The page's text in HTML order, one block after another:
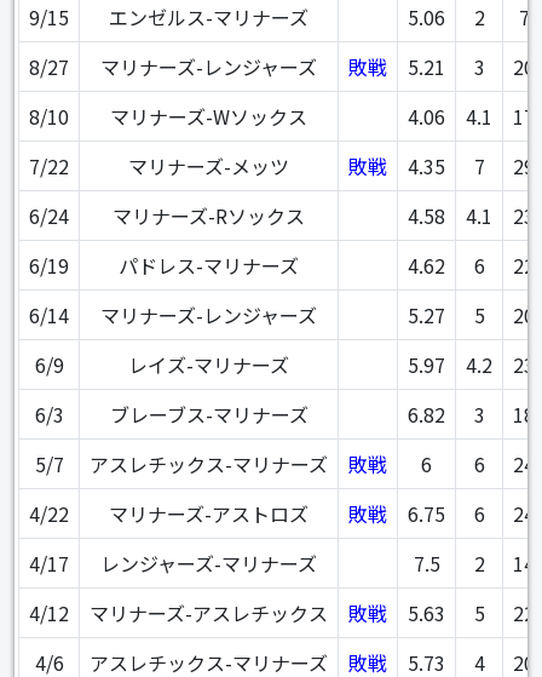
9/15
エンゼルス-マリナーズ 5.06 2
7
8/27
マリナーズ-レンジャーズ 敗戦 5.21 3
20
8/10
マリナーズ-Wソックス 4.06 4.1
17
7/22
マリナーズ-メッツ 敗戦 4.35 7
29
6/24
マリナーズ-Rソックス 4.58 4.1
23
6/19
パドレス-マリナーズ 4.62 6
22
6/14
マリナーズ-レンジャーズ 5.27 5
20
6/9
レイズ-マリナーズ 5.97 4.2
23
6/3
ブレーブス-マリナーズ 6.82 3
18
5/7
アスレチックス-マリナーズ 敗戦 6 6
24
4/22
マリナーズ-アストロズ 敗戦 6.75 6
24
4/17
レンジャーズ-マリナーズ 7.5 2
14
4/12
マリナーズ-アスレチックス 敗戦 5.63 5
22
4/6
アスレチックス-マリナーズ 敗戦 5.73 4 20